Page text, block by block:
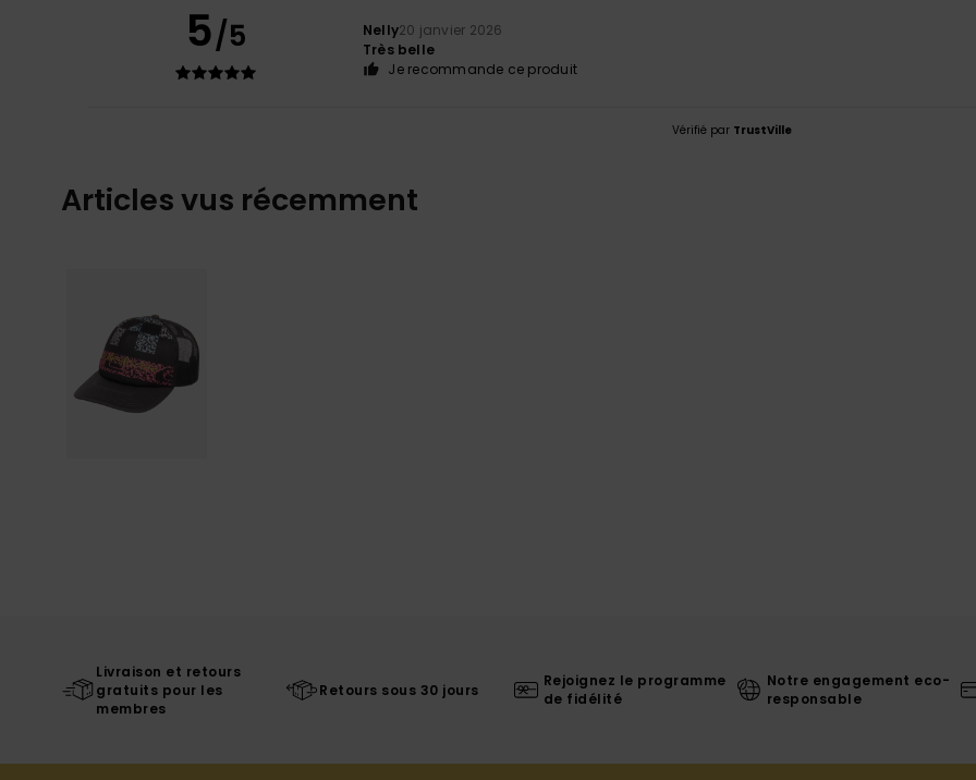
5/5 Nelly20 janvier 2026
Très belle
Je recommande ce produit
Vérifié par TrustVille
Articles vus récemment
Livraison et retours
gratuits pour les
membres
Retours sous 30 jours
Rejoignez le programme
de fidélité
Notre engagement eco-
responsable